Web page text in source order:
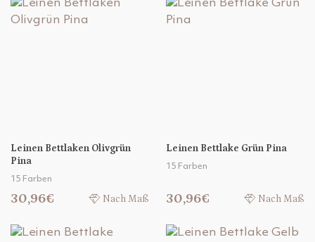
Leinen Bettlaken Olivgrün
Pina
15 Farben
30,96€ Nach Maß
Leinen Bettlake Grün Pina
15 Farben
30,96€ Nach Maß